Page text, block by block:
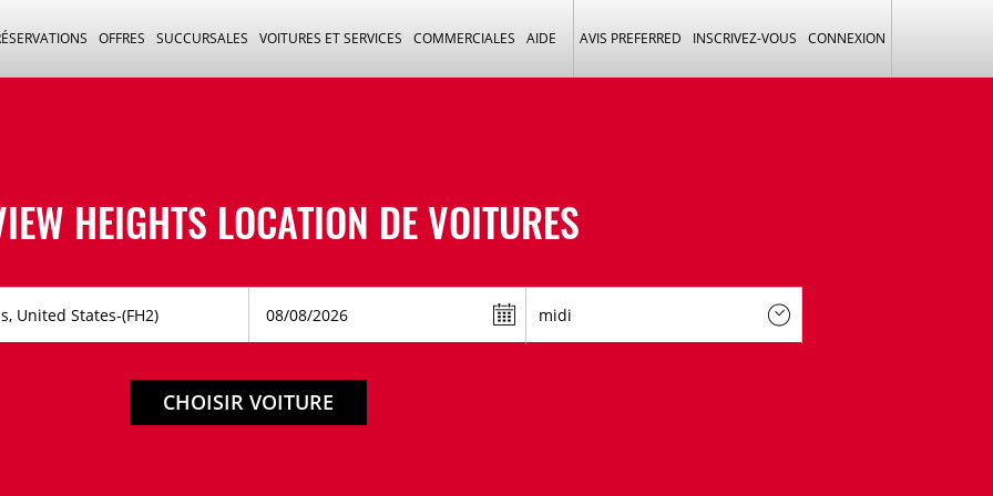
OFFRES SUCCURSALES VOITURES ET SERVICES COMMERCIALES AIDE AVIS PREFERRED INSCRIVEZ-VOUS CONNEXION
HEIGHTS LOCATION DE VOITURES
CHOISIR VOITURE